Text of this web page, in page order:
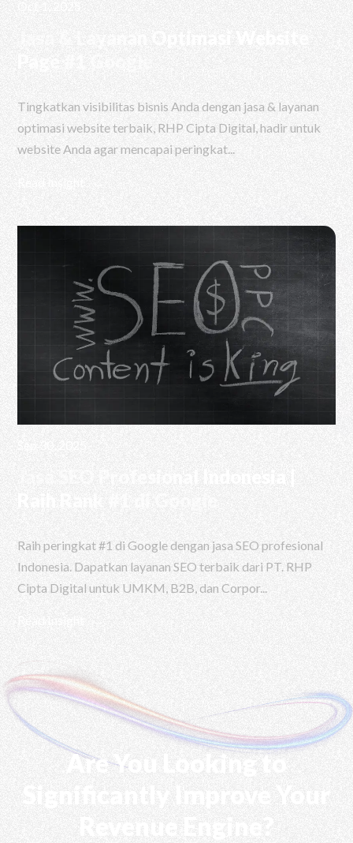
Tingkatkan visibilitas bisnis Anda dengan jasa & layanan
optimasi website terbaik, RHP Cipta Digital, hadir untuk
website Anda agar mencapai peringkat...
Raih peringkat #1 di Google dengan jasa SEO profesional
Indonesia. Dapatkan layanan SEO terbaik dari PT. RHP
Cipta Digital untuk UMKM, B2B, dan Corpor...
Are You Looking to